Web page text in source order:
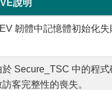
說明
韌體中記憶體初始化
於 Secure_TSC 中的程
訪客完整性的喪失。